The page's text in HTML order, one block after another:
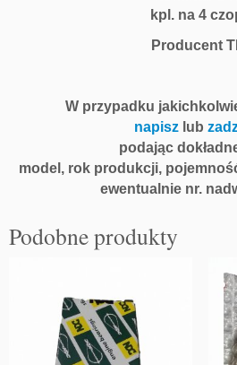
kpl. na 4
Producent
W przypadku
napiszlub
podając
model, rok produkcji,
ewentualnie nr.
Podobne produkty